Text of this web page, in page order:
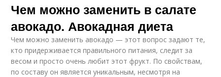
Чем можно заменить в салате
авокадо. Авокадная диета
Чем можно заменить авокадо — этот вопрос задают те,
кто придерживается правильного питания, следит за
весом и просто очень любит этот фрукт. По свойствам,
по составу он является уникальным, несмотря на